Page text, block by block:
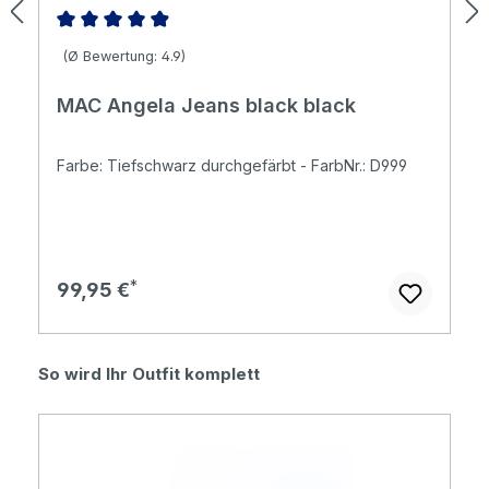
Durchschnittliche Bewertung von 4.94 von 5 Sternen
(Ø Bewertung: 4.9)
MAC Angela Jeans black black
Farbe: Tiefschwarz durchgefärbt - FarbNr.: D999
Regulärer Preis:
99,95 €
Produktgalerie überspringen
So wird Ihr Outfit komplett